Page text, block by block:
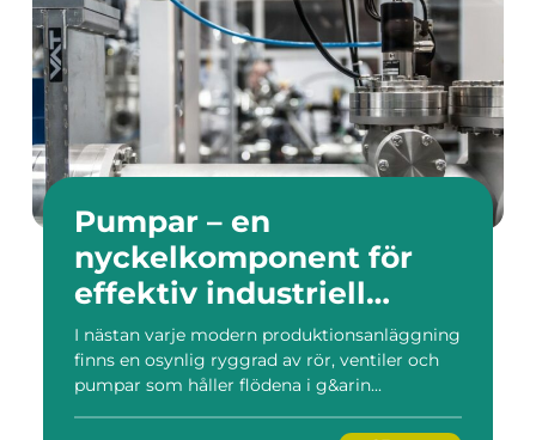
Pumpar – en
nyckelkomponent för
effektiv industriell
hantering
I nästan varje modern produktionsanläggning
finns en osynlig ryggrad av rör, ventiler och
pumpar som håller flödena i g&arin...